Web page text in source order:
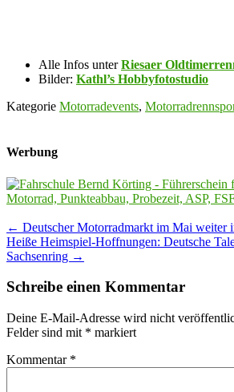
Alle Infos unterRiesaer
Bilder: Kathl’s Hobbyfotostudio
Kategorie Motorradevents,
Werbung
Post
navigation
← Deutscher Motorradmarkt im Mai weiter
Heiße Heimspiel-Hoffnungen: Deutsche
Sachsenring →
Schreibe einen Kommentar
Deine E-Mail-Adresse wird nicht
Felder sind mit * markiert
Kommentar *